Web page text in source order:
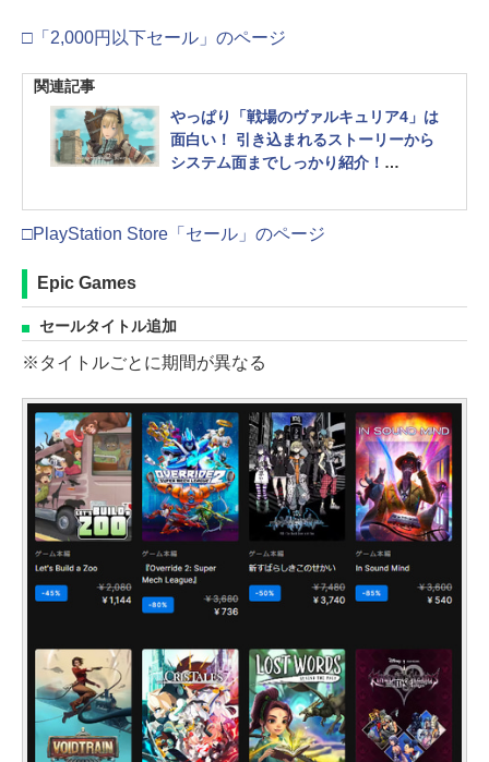
□「2,000円以下セール」のページ
関連記事
やっぱり「戦場のヴァルキュリア4」は
面白い！ 引き込まれるストーリーから
システム面までしっかり紹介！
可能な体験版を配信開始
□PlayStation Store「セール」のページ
Epic Games
セールタイトル追加
※タイトルごとに期間が異なる